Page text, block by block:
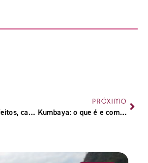
Lemon Haze: efeitos, características e cultivo da strain
PRÓXIMO
Kumbaya: o que é e como é feito o blend natural de ervas